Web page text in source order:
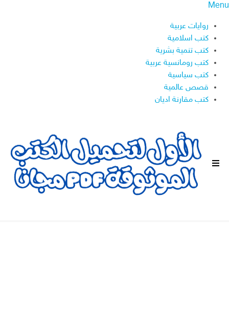
Menu
روايات عربية
كتب اسلامية
كتب تنمية بشرية
كتب رومانسية عربية
كتب سياسية
قصص عالمية
كتب مقارنة اديان
ا